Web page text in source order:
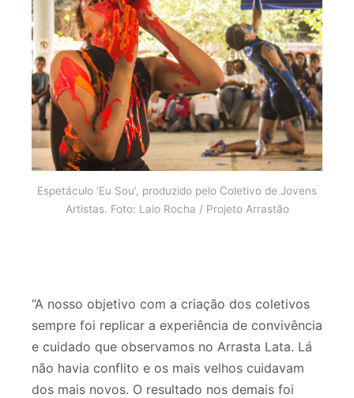
Espetáculo ‘Eu Sou’, produzido pelo Coletivo de Jovens
Artistas. Foto: Laio Rocha / Projeto Arrastão
“A nosso objetivo com a criação dos coletivos
sempre foi replicar a experiência de convivência
e cuidado que observamos no Arrasta Lata. Lá
não havia conflito e os mais velhos cuidavam
dos mais novos. O resultado nos demais foi